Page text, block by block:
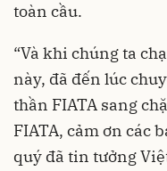
toàn cầu.
“Và khi chúng ta
này, đã đến lúc
thần FIATA sang
FIATA, cảm ơn các
quý đã tin tưởng